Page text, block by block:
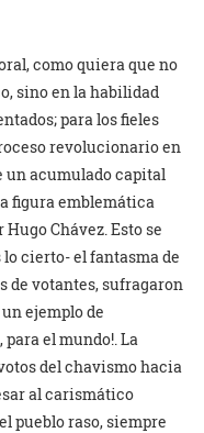
como quiera que no
sino en la habilidad
para los fieles
revolucionario en
un acumulado capital
figura emblemática
Chávez. Esto se
cierto- el fantasma de
de votantes, sufragaron
ejemplo de
el mundo!. La
del chavismo hacia
al carismático
pueblo raso, siempre